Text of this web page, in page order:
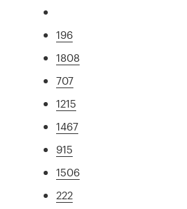
196
1808
707
1215
1467
915
1506
222